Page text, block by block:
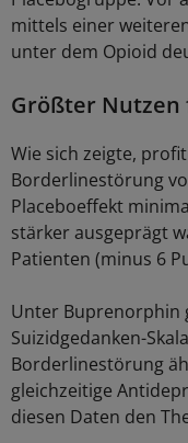
mittels einer
unter dem Opioid
Größter
Wie sich zeigte,
Borderlinestörung
Placeboeffekt
stärker ausgeprägt
Patienten (minus 6
Unter Buprenorphin
Suizidgedanken-
Borderlinestörung
gleichzeitige
diesen Daten den